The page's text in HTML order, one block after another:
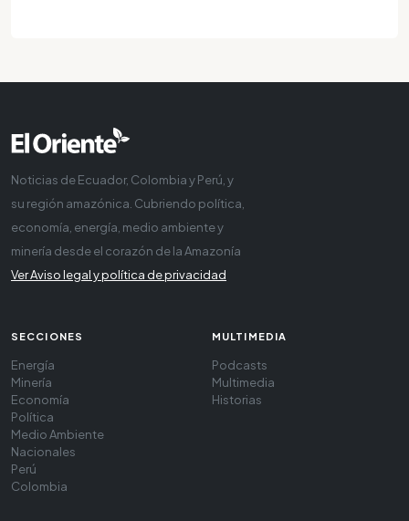
Noticias de Ecuador, Colombia y Perú, y
su región amazónica. Cubriendo política,
economía, energía, medio ambiente y
minería desde el corazón de la Amazonía
Ver Aviso legal y política de privacidad
SECCIONES
Energía
Minería
Economía
Política
Medio Ambiente
Nacionales
Perú
Colombia
MULTIMEDIA
Podcasts
Multimedia
Historias